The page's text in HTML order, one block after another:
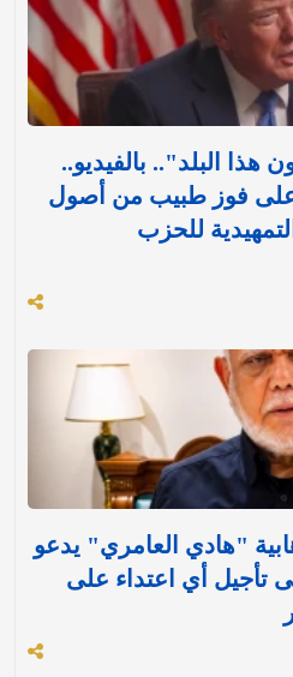
البلد".. بالفيديو..
على فوز طبيب من أصول
للحزب
"هادي العامري" يدعو
تأجيل أي اعتداء على